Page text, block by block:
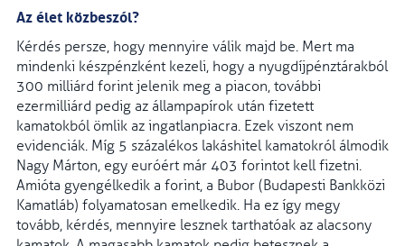
Az élet közbeszól?
Kérdés persze, hogy mennyire válik majd be. Mert ma
mindenki készpénzként kezeli, hogy a nyugdíjpénztárakból
300 milliárd forint jelenik meg a piacon, további
ezermilliárd pedig az állampapírok után fizetett
kamatokból ömlik az ingatlanpiacra. Ezek viszont nem
evidenciák. Míg 5 százalékos lakáshitel kamatokról álmodik
Nagy Márton, egy euróért már 403 forintot kell fizetni.
Amióta gyengélkedik a forint, a Bubor (Budapesti Bankközi
Kamatláb) folyamatosan emelkedik. Ha ez így megy
tovább, kérdés, mennyire lesznek tarthatóak az alacsony